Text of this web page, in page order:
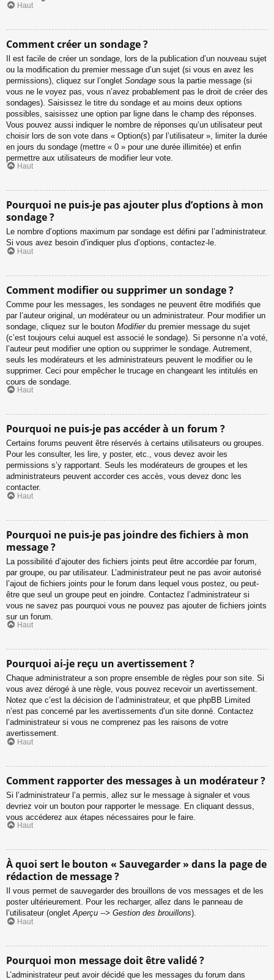
Haut
Comment créer un sondage ?
Il est facile de créer un sondage, lors de la publication d’un nouveau sujet
ou la modification du premier message d’un sujet (si vous en avez les
permissions), cliquez sur l’onglet Sondage sous la partie message (si
vous ne le voyez pas, vous n’avez probablement pas le droit de créer des
sondages). Saisissez le titre du sondage et au moins deux options
possibles, saisissez une option par ligne dans le champ des réponses.
Vous pouvez aussi indiquer le nombre de réponses qu’un utilisateur peut
choisir lors de son vote dans « Option(s) par l’utilisateur », limiter la durée
en jours du sondage (mettre « 0 » pour une durée illimitée) et enfin
permettre aux utilisateurs de modifier leur vote.
Haut
Pourquoi ne puis-je pas ajouter plus d’options à mon
sondage ?
Le nombre d’options maximum par sondage est défini par l’administrateur.
Si vous avez besoin d’indiquer plus d’options, contactez-le.
Haut
Comment modifier ou supprimer un sondage ?
Comme pour les messages, les sondages ne peuvent être modifiés que
par l’auteur original, un modérateur ou un administrateur. Pour modifier un
sondage, cliquez sur le bouton Modifierdu premier message du sujet
(c’est toujours celui auquel est associé le sondage). Si personne n’a voté,
l’auteur peut modifier une option ou supprimer le sondage. Autrement,
seuls les modérateurs et les administrateurs peuvent le modifier ou le
supprimer. Ceci pour empêcher le trucage en changeant les intitulés en
cours de sondage.
Haut
Pourquoi ne puis-je pas accéder à un forum ?
Certains forums peuvent être réservés à certains utilisateurs ou groupes.
Pour les consulter, les lire, y poster, etc., vous devez avoir les
permissions s’y rapportant. Seuls les modérateurs de groupes et les
administrateurs peuvent accorder ces accès, vous devez donc les
contacter.
Haut
Pourquoi ne puis-je pas joindre des fichiers à mon
message ?
La possibilité d’ajouter des fichiers joints peut être accordée par forum,
par groupe, ou par utilisateur. L’administrateur peut ne pas avoir autorisé
l’ajout de fichiers joints pour le forum dans lequel vous postez, ou peut-
être que seul un groupe peut en joindre. Contactez l’administrateur si
vous ne savez pas pourquoi vous ne pouvez pas ajouter de fichiers joints
sur un forum.
Haut
Pourquoi ai-je reçu un avertissement ?
Chaque administrateur a son propre ensemble de règles pour son site. Si
vous avez dérogé à une règle, vous pouvez recevoir un avertissement.
Notez que c’est la décision de l’administrateur, et que phpBB Limited
n’est pas concerné par les avertissements d’un site donné. Contactez
l’administrateur si vous ne comprenez pas les raisons de votre
avertissement.
Haut
Comment rapporter des messages à un modérateur ?
Si l’administrateur l’a permis, allez sur le message à signaler et vous
devriez voir un bouton pour rapporter le message. En cliquant dessus,
vous accéderez aux étapes nécessaires pour le faire.
Haut
À quoi sert le bouton « Sauvegarder » dans la page de
rédaction de message ?
Il vous permet de sauvegarder des brouillons de vos messages et de les
poster ultérieurement. Pour les recharger, allez dans le panneau de
l’utilisateur (ongletAperçu --> Gestion des brouillons).
Haut
Pourquoi mon message doit être validé ?
L’administrateur peut avoir décidé que les messages du forum dans